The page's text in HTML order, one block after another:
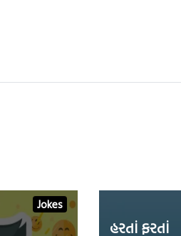
Jokes
હરતાં ફરતાં